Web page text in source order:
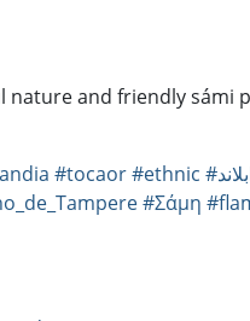
and friendly
#tocaor#ethnic
#Σάμη